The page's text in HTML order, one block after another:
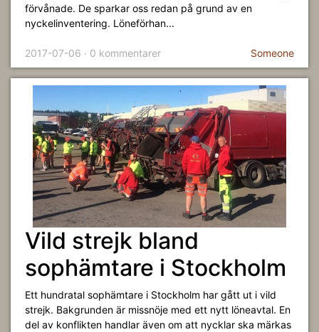
förvånade. De sparkar oss redan på grund av en
nyckelinventering. Löneförhan...
2017-07-06 · 0 kommentarer Someone
Vild strejk bland
sophämtare i Stockholm
Ett hundratal sophämtare i Stockholm har gått ut i vild
strejk. Bakgrunden är missnöje med ett nytt löneavtal. En
del av konflikten handlar även om att nycklar ska märkas